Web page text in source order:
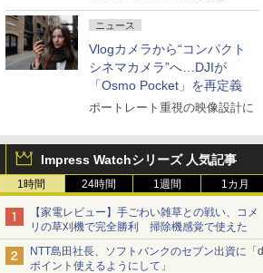
ォーマンスを繰り広げる
ニュース
Vlogカメラから“コンパクト
シネマカメラ”へ…DJIが
「Osmo Pocket」を再定義
ポートレート重視の映像設計に
Impress Watchシリーズ 人気記事
1時間 24時間 1週間 1カ月
【家電レビュー】手ごわい雑草との戦い、コメ
リの草刈機で完全勝利 掃除機感覚で使えた
NTT島田社長、ソフトバンクのセブン出資に「d
ポイント使えるようにして」